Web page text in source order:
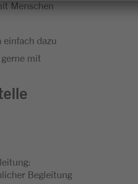
Menschen
einfach dazu
mit
Begleitung